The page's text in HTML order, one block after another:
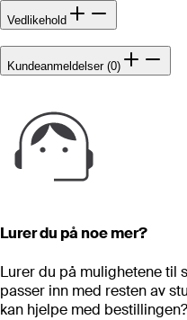
Vedlikehold
Kundeanmeldelser (0)
Lurer du på noe mer?
Lurer du på mulighetene til
passer inn med resten av
kan hjelpe med bestillingen?